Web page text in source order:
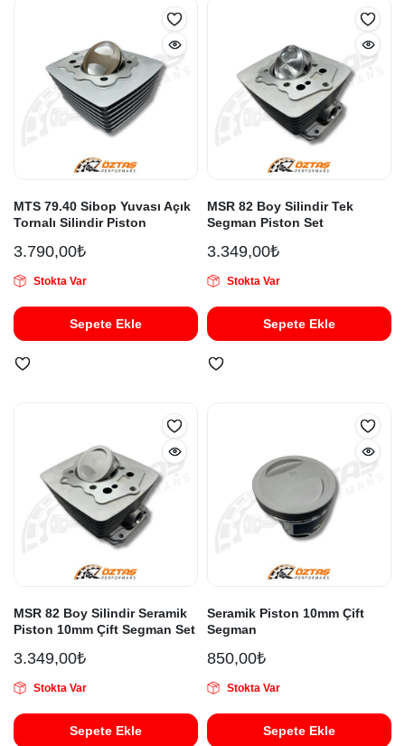
MTS 79.40 Sibop Yuvası Açık
Tornalı Silindir Piston
3.790,00₺
Stokta Var
Sepete Ekle
MSR 82 Boy Silindir Tek
Segman Piston Set
3.349,00₺
Stokta Var
Sepete Ekle
MSR 82 Boy Silindir Seramik
Piston 10mm Çift Segman Set
3.349,00₺
Stokta Var
Sepete Ekle
Seramik Piston 10mm Çift
Segman
850,00₺
Stokta Var
Sepete Ekle